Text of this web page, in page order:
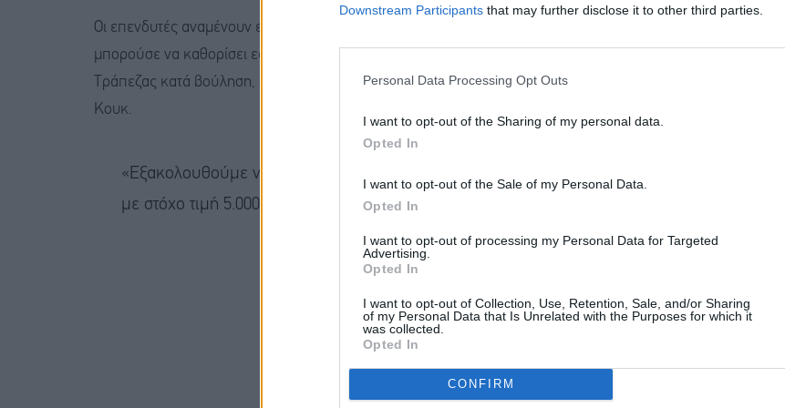
Downstream Participants that may further disclose it to other third parties.
Personal Data Processing Opt Outs
I want to opt-out of the Sharing of my personal data.
Opted In
I want to opt-out of the Sale of my Personal Data.
Opted In
I want to opt-out of processing my Personal Data for Targeted
Advertising.
Opted In
I want to opt-out of Collection, Use, Retention, Sale, and/or Sharing
of my Personal Data that Is Unrelated with the Purposes for which it
was collected.
Opted In
CONFIRM
Οι επενδυτές αναμένουν επίσης την απόφαση του Ανώτατου Δικαστηρίου σε μια υπόθεση που θα
μπορούσε να καθορίσει εάν ο πρόεδρος μπορεί να απολύει τους διοικητές της Ομοσπονδιακής
Τράπεζας κατά βούληση, σχετικά με τις προσπάθειες του Τραμπ να απολύσει τη διοικητή της Fed, Λίζα
Κουκ.
«Εξακολουθούμε να βλέπουμε περαιτέρω ανοδική πορεία για το κίτρινο μέταλλο,
με στόχο τιμή 5.000 δολάρια/ουγγιά», δήλωσε ο Staunovo.